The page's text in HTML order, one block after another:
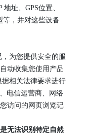
址、GPS位置、
等 ，并对这些设备
为您提供安全的服
动收集您使用产品
相关法律要求进行
电信运营商、网络
访问的网页浏览记
无法识别特定自然